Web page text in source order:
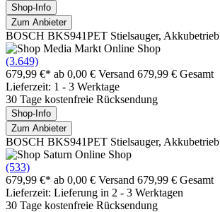
Shop-Info
Zum Anbieter
BOSCH BKS941PET Stielsauger, Akkubetrieb
(3.649)
679,99 €* ab 0,00 € Versand 679,99 € Gesamt
Lieferzeit: 1 - 3 Werktage
30 Tage kostenfreie Rücksendung
Shop-Info
Zum Anbieter
BOSCH BKS941PET Stielsauger, Akkubetrieb
(533)
679,99 €* ab 0,00 € Versand 679,99 € Gesamt
Lieferzeit: Lieferung in 2 - 3 Werktagen
30 Tage kostenfreie Rücksendung